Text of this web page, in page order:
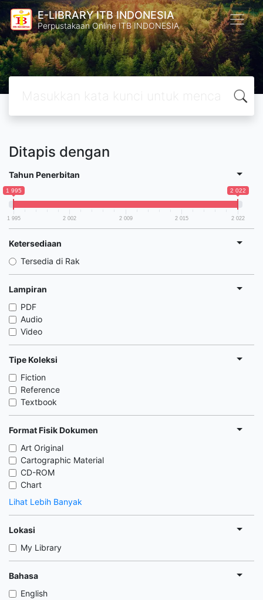
E-LIBRARY ITB INDONESIA
Perpustakaan Online ITB INDONESIA
Ditapis dengan
Tahun Penerbitan
1 995 2 022
1 995 2 002 2 009 2 015 2 022
Ketersediaan
Tersedia di Rak
Lampiran
PDF
Audio
Video
Tipe Koleksi
Fiction
Reference
Textbook
Format Fisik Dokumen
Art Original
Cartographic Material
CD-ROM
Chart
Lihat Lebih Banyak
Lokasi
My Library
Bahasa
English